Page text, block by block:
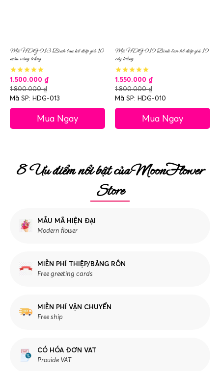
Mã HDG-013 Bình lan hồ điệp giả 10
màu vàng trắng
1.500.000 ₫
1.800.000₫
Mã SP: HDG-013
Mua Ngay
Mã HDG-010 Bình lan hồ điệp giả 10
cây trắng
1.550.000 ₫
1.800.000₫
Mã SP: HDG-010
Mua Ngay
8 Ưu điểm nổi bật của MoonFlower
Store
MẪU MÃ HIỆN ĐẠI
Modern flower
MIỄN PHÍ THIỆP/BĂNG RÔN
Free greeting cards
MIỄN PHÍ VẬN CHUYỂN
Free ship
CÓ HÓA ĐƠN VAT
Provide VAT